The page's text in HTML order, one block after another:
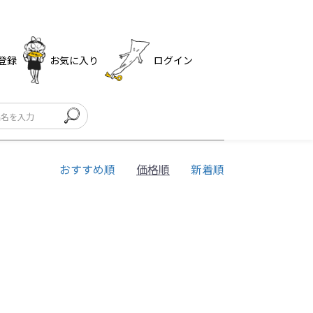
録 お気に入り ログイン
おすすめ順 価格順 新着順